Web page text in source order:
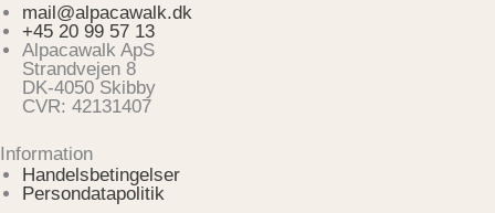
mail@alpacawalk.dk
+45 20 99 57 13
Alpacawalk ApS
Strandvejen 8
DK-4050 Skibby
CVR: 42131407
Information
Handelsbetingelser
Persondatapolitik